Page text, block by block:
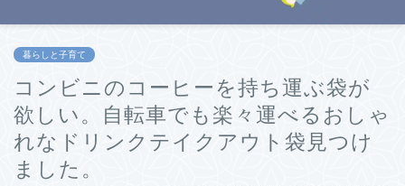
暮らしと子育て
コンビニのコーヒーを持ち運ぶ袋が
欲しい。自転車でも楽々運べるおしゃ
れなドリンクテイクアウト袋見つけ
ました。